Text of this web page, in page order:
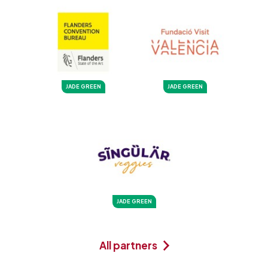
JADE GREEN JADE GREEN
JADE GREEN
All partners